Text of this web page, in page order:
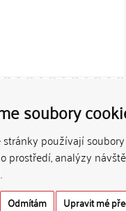
soubory
používají
prostředí, analýzy
Odmítám Upravit mé
constituent
vědeckou